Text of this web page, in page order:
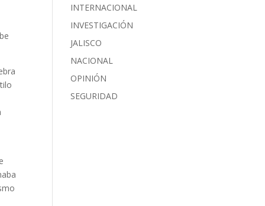
INTERNACIONAL
INVESTIGACIÓN
JALISCO
NACIONAL
OPINIÓN
SEGURIDAD